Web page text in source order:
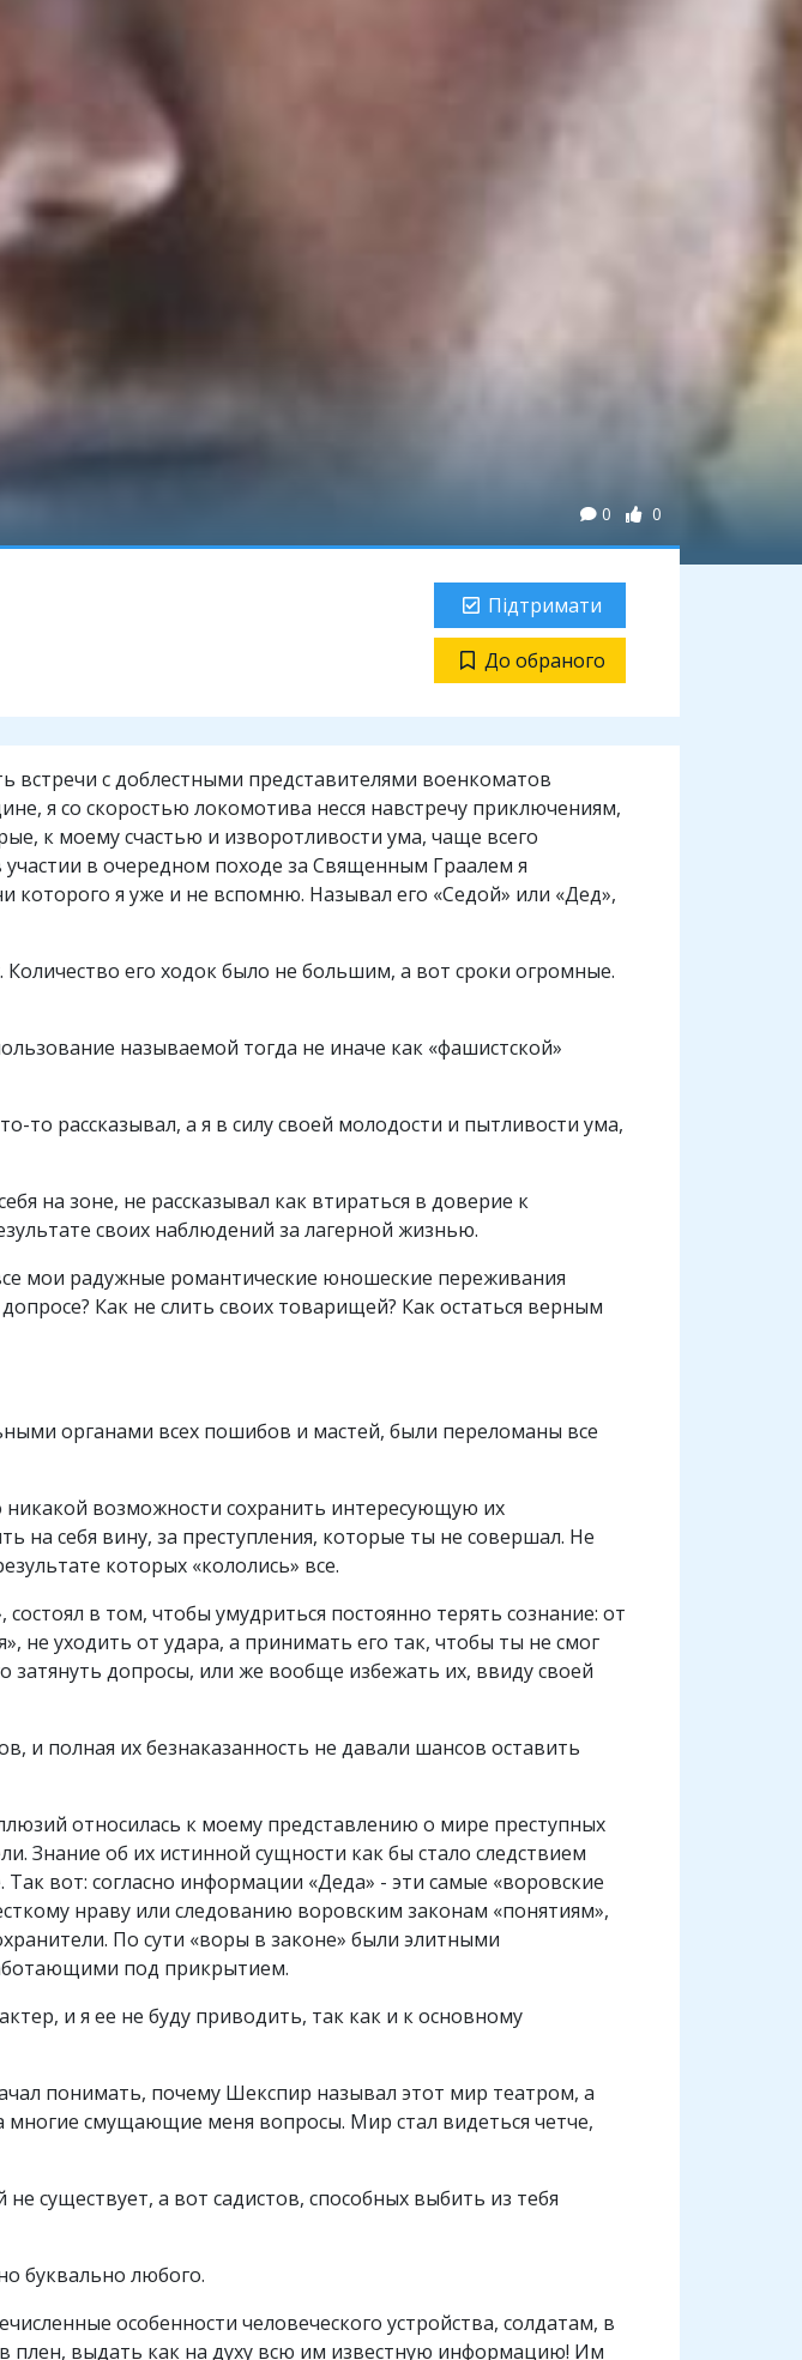
0 0
Підтримати
До обраного
встречи с доблестными представителями военкоматов
я со скоростью локомотива несся навстречу приключениям,
к моему счастью и изворотливости ума, чаще всего
в очередном походе за Священным Граалем я
я уже и не вспомню. Называл его «Седой» или «Дед»,
его ходок было не большим, а вот сроки огромные.
называемой тогда не иначе как «фашистской»
то рассказывал, а я в силу своей молодости и пытливости ума,
на зоне, не рассказывал как втираться в доверие к
своих наблюдений за лагерной жизнью.
мои радужные романтические юношеские переживания
Как не слить своих товарищей? Как остаться верным
органами всех пошибов и мастей, были переломаны все
никакой возможности сохранить интересующую их
себя вину, за преступления, которые ты не совершал. Не
которых «кололись» все.
в том, чтобы умудриться постоянно терять сознание: от
не уходить от удара, а принимать его так, чтобы ты не смог
затянуть допросы, или же вообще избежать их, ввиду своей
и полная их безнаказанность не давали шансов оставить
относилась к моему представлению о мире преступных
Знание об их истинной сущности как бы стало следствием
вот: согласно информации «Деда» - эти самые «воровские
нраву или следованию воровским законам «понятиям»,
По сути «воры в законе» были элитными
под прикрытием.
и я ее не буду приводить, так как и к основному
понимать, почему Шекспир называл этот мир театром, а
смущающие меня вопросы. Мир стал видеться четче,
существует, а вот садистов, способных выбить из тебя
буквально любого.
особенности человеческого устройства, солдатам, в
плен, выдать как на духу всю им известную информацию! Им